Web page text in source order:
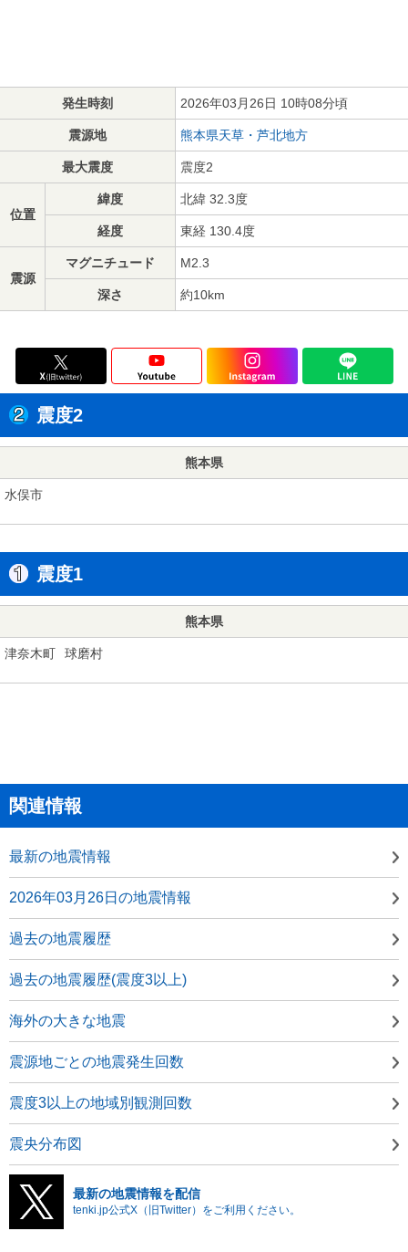
発生時刻 2026年03月26日 10時08分頃
震源地 熊本県天草・芦北地方
最大震度 震度2
位置
緯度 北緯 32.3度
経度 東経 130.4度
震源
マグニチュード M2.3
深さ 約10km
震度2
熊本県
水俣市
震度1
熊本県
津奈木町 球磨村
関連情報
最新の地震情報
2026年03月26日の地震情報
過去の地震履歴
過去の地震履歴(震度3以上)
海外の大きな地震
震源地ごとの地震発生回数
震度3以上の地域別観測回数
震央分布図
最新の地震情報を配信
tenki.jp公式X（旧Twitter）をご利用ください。